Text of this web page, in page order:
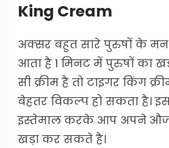
King Cream
अक्सर बहुत सारे पुरुषों के
आता है 1 मिनट में पुरुषों का
सी क्रीम है तो टाइगर किंग
बेहतर विकल्प हो सकता है।
इस्तेमाल करके आप अपने
खड़ा कर सकते है।